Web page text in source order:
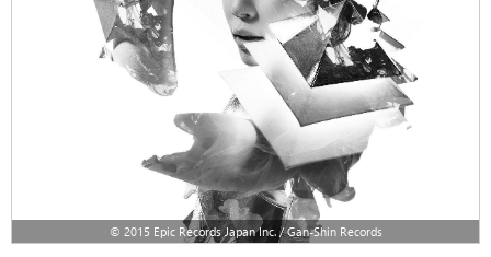
© 2015 Epic Records Japan Inc. / Gan-Shin Records